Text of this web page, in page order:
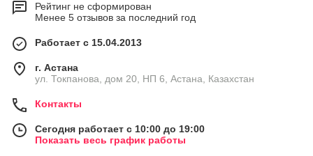
Рейтинг не сформирован
Менее 5 отзывов за последний год
Работает с 15.04.2013
г. Астана
ул. Токпанова, дом 20, НП 6, Астана, Казахстан
Контакты
Сегодня работает с 10:00 до 19:00
Показать весь график работы